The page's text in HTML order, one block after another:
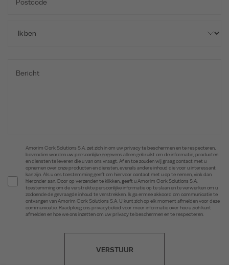
Amorim Cork Solutions S.A. zet zich in om uw privacy te beschermen en te respecteren,
bovendien worden uw persoonlijke gegevens alleen gebruikt om de informatie, producten
en diensten te leveren die u van ons vraagt. Af en toe zouden wij graag contact met u
opnemen over onze producten en diensten, evenals andere inhoud die voor u interessant
kan zijn. Als u ons toestemming geeft om hiervoor contact met u op te nemen, vink dan
hieronder aan. Door op verzenden te klikken, geeft u Amorim Cork Solutions S.A.
toestemming om de verstrekte persoonlijke informatie op te slaan en te verwerken om u
zodoende de gevraagde inhoud te verstrekken. Ik ga ermee akkoord om communicatie te
ontvangen van Amorim Cork Solutions S.A. U kunt zich op elk moment afmelden voor deze
communicatie. Raadpleeg ons privacybeleid voor meer informatie over hoe u zich kunt
afmelden en hoe we ons inzetten om uw privacy te beschermen en te respecteren.
VERSTUUR